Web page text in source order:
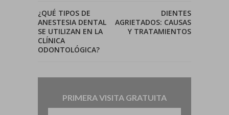
¿QUÉ TIPOS DE
ANESTESIA DENTAL
SE UTILIZAN EN LA
CLÍNICA
ODONTOLÓGICA?
DIENTES
AGRIETADOS: CAUSAS
Y TRATAMIENTOS
PRIMERA VISITA GRATUITA